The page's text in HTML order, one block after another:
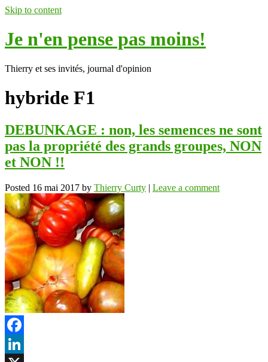
Skip to content
Je n'en pense pas moins!
Thierry et ses invités, journal d'opinion
hybride F1
DEBUNKAGE : non, les semences ne sont
pas la propriété des grands groupes, NON
et NON !!
Posted 16 mai 2017 by Thierry Curty | Leave a comment
Facebook